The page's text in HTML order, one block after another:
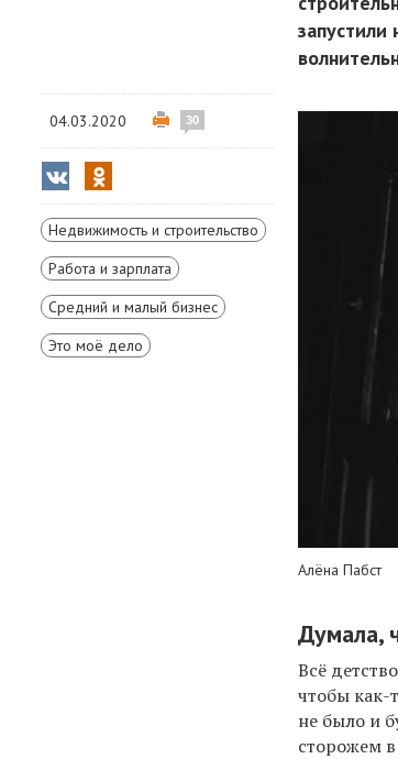
04.03.2020 30
Недвижимость и строительство
Работа и зарплата
Средний и малый бизнес
Это моё дело
Алёна Пабст
Думала,
Всё
чтобы
не было и
сторожем